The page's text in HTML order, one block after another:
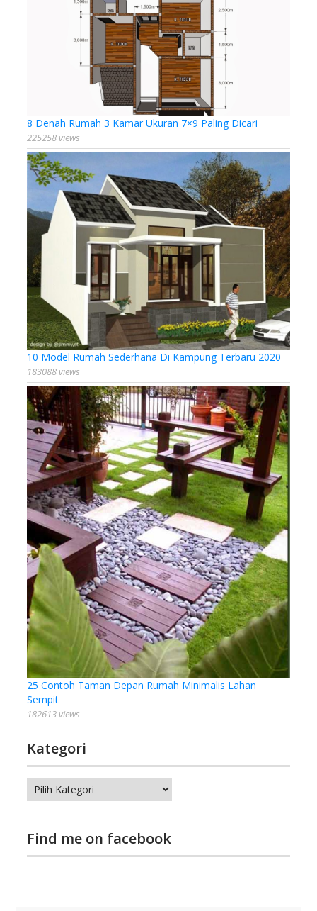
8 Denah Rumah 3 Kamar Ukuran 7×9 Paling Dicari
225258 views
10 Model Rumah Sederhana Di Kampung Terbaru 2020
183088 views
25 Contoh Taman Depan Rumah Minimalis Lahan
Sempit
182613 views
Kategori
Kategori
Find me on facebook